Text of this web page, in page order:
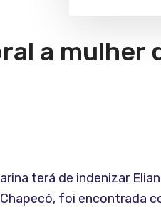
a
terá de indenizar
foi encontrada